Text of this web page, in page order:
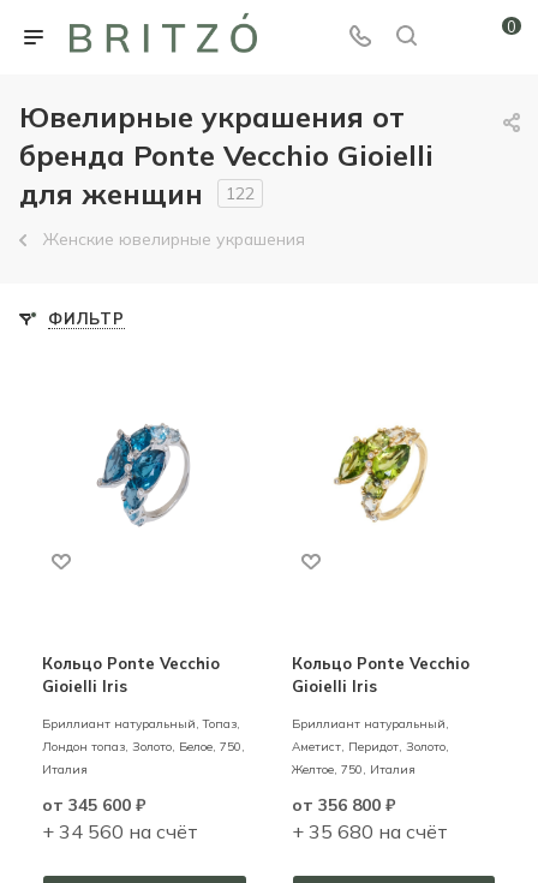
0
Ювелирные украшения от
бренда Ponte Vecchio Gioielli
для женщин
122
Женские ювелирные украшения
ФИЛЬТР
Кольцо Ponte Vecchio
Gioielli Iris
Бриллиант натуральный, Топаз,
Лондон топаз, Золото, Белое, 750,
Италия
от 345 600 ₽
+ 34 560 на счёт
Кольцо Ponte Vecchio
Gioielli Iris
Бриллиант натуральный,
Аметист, Перидот, Золото,
Желтое, 750, Италия
от 356 800 ₽
+ 35 680 на счёт